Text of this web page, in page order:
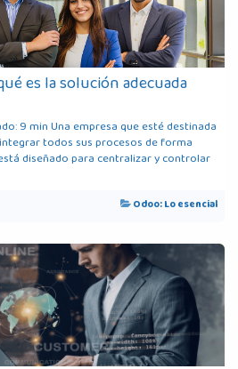
es la solución adecuada
9 min Una empresa que esté destinada
todos sus procesos de forma
diseñado para centralizar y controlar
Odoo: Lo esencial